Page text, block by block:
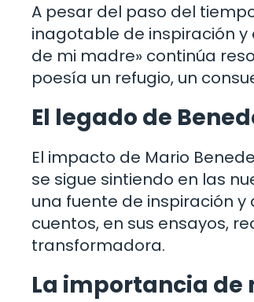
A pesar del paso del
inagotable de inspiración y
de mi madre» continúa
poesía un refugio, un
El legado de
El impacto de Mario
se sigue sintiendo en las
una fuente de inspiración y
cuentos, en sus ensayos,
transformadora.
La importancia